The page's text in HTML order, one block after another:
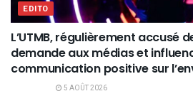
EDITO
L’UTMB, régulièrement accusé
demande aux médias et
communication positive sur
5 AOÛT 2026